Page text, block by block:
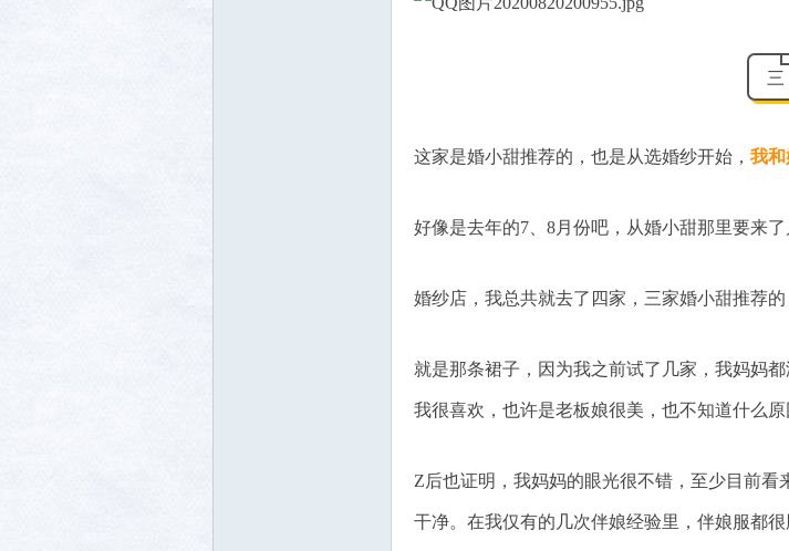
这家是婚小甜推荐的，也是从选婚纱开始， 我和
好像是去年的7、8月份吧，从婚小甜那里要来
婚纱店，我总共就去了四家，三家婚小甜推荐
就是那条裙子，因为我之前试了几家，我妈妈
我很喜欢，也许是老板娘很美，也不知道什么原
Z后也证明，我妈妈的眼光很不错，至少目前
干净。在我仅有的几次伴娘经验里，伴娘服都